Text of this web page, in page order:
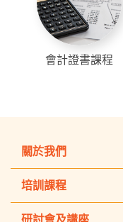
會計證書課程
關於我們
培訓課程
研討會及講座